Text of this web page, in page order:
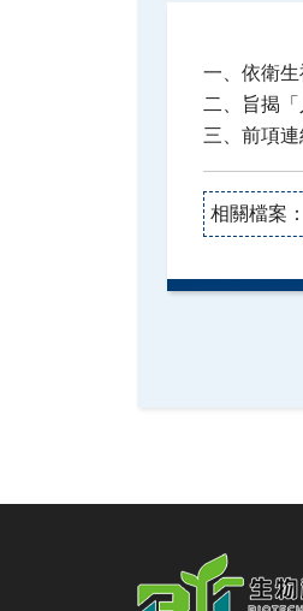
相關檔案：